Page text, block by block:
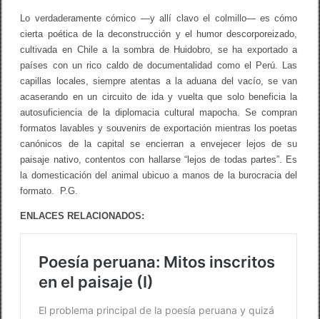
Lo verdaderamente cómico —y allí clavo el colmillo— es cómo
cierta poética de la deconstrucción y el humor descorporeizado,
cultivada en Chile a la sombra de Huidobro, se ha exportado a
países con un rico caldo de documentalidad como el Perú. Las
capillas locales, siempre atentas a la aduana del vacío, se van
acaserando en un circuito de ida y vuelta que solo beneficia la
autosuficiencia de la diplomacia cultural mapocha. Se compran
formatos lavables y souvenirs de exportación mientras los poetas
canónicos de la capital se encierran a envejecer lejos de su
paisaje nativo, contentos con hallarse “lejos de todas partes”. Es
la domesticación del animal ubicuo a manos de la burocracia del
formato. P.G.
ENLACES RELACIONADOS: